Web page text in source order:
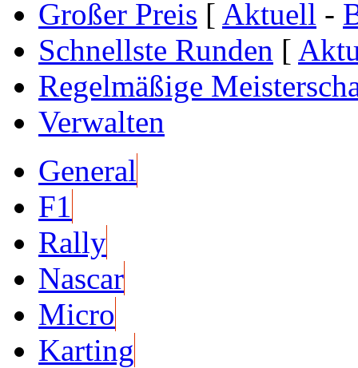
Großer Preis [ Aktuell -
Schnellste Runden [
Regelmäßige
Verwalten
General
F1
Rally
Nascar
Micro
Karting